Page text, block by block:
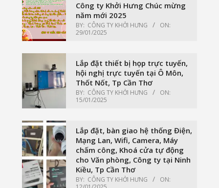
Công ty Khởi Hưng Chúc mừng
năm mới 2025
BY: CÔNG TY KHỞI HƯNG
ON:
29/01/2025
Lắp đặt thiết bị họp trực tuyến,
hội nghị trực tuyến tại Ô Môn,
Thốt Nốt, Tp Cần Thơ
BY: CÔNG TY KHỞI HƯNG
ON:
15/01/2025
Lắp đặt, bàn giao hệ thống Điện,
Mạng Lan, Wifi, Camera, Máy
chấm công, Khoá cửa tự động
cho Văn phòng, Công ty tại Ninh
Kiều, Tp Cần Thơ
BY: CÔNG TY KHỞI HƯNG
ON: